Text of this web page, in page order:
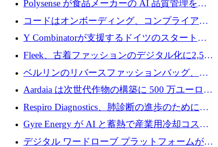
ンブルク
Polysense が食品メーカーの AI 品質管理を拡
張するために 1,070 万ドルを調達
コードはオンボーディング、コンプライアン
ス、支払いを統合するために 640 万ポンドを
Y Combinatorが支援するドイツのスタートア
ップFintoが340万ドルを調達、シリコンバレ
ーではなくミュンヘンを選んだと語る
Fleek、古着ファッションのデジタル化に2,500
万ドルを確保
ベルリンのリバースファッションバッグ、繊
維仕分け規模拡大に7桁の資金調達
Aardaia は次世代作物の構築に 500 万ユーロを
寄付
Respiro Diagnostics、肺診断の進歩のために
100 万ポンドを確保
Gyre Energy が AI と蓄熱で産業用冷却コスト
を削減するために 130 万ドルを調達
デジタル ワードローブ プラットフォームが